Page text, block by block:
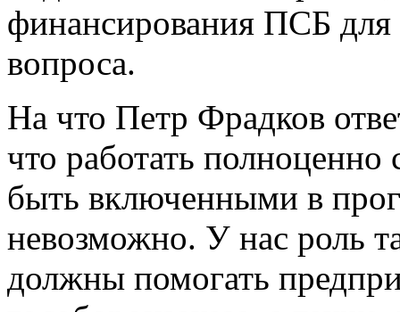
финансирования ПСБ для
вопроса.
На что Петр Фрадков
что работать
быть включенными в
невозможно. У нас роль
должны помогать